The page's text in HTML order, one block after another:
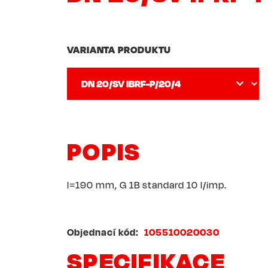
VARIANTA PRODUKTU
POPIS
l=190 mm, G 1B standard 10 l/imp.
Objednací kód 105510020030
SPECIFIKACE